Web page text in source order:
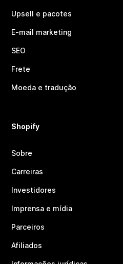
Upsell e pacotes
E-mail marketing
SEO
Frete
Moeda e tradução
Shopify
Sobre
Carreiras
Investidores
Imprensa e mídia
Parceiros
Afiliados